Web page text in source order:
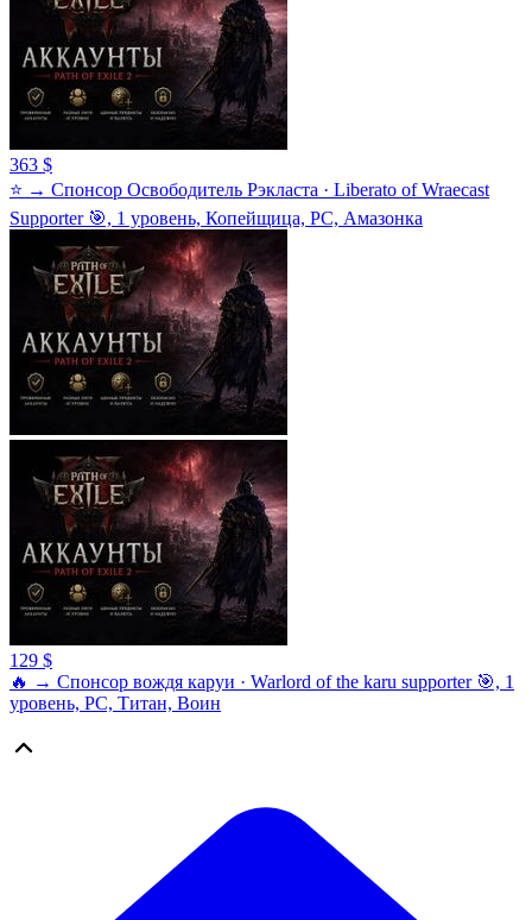
363 $
⭐ → Спонсор Освободитель Рэкласта · Liberato of Wraecast
Supporter 🎯, 1 уровень, Копейщица, PC, Амазонка
129 $
🔥 → Спонсор вождя каруи · Warlord of the karu supporter 🎯, 1
уровень, PC, Титан, Воин